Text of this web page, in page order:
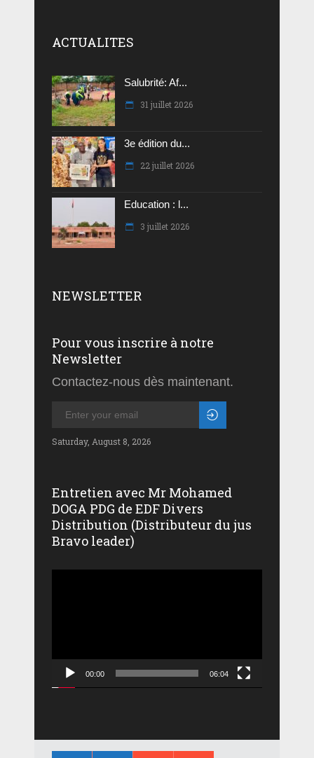
ACTUALITES
Salubrité: Af...
31 juillet 2026
3e édition du...
22 juillet 2026
Education : l...
3 juillet 2026
NEWSLETTER
Pour vous inscrire à notre
Newsletter
Contactez-nous dès maintenant.
Saturday, August 8, 2026
Entretien avec Mr Mohamed
DOGA PDG de EDF Divers
Distribution (Distributeur du jus
Bravo leader)
00:00 06:04